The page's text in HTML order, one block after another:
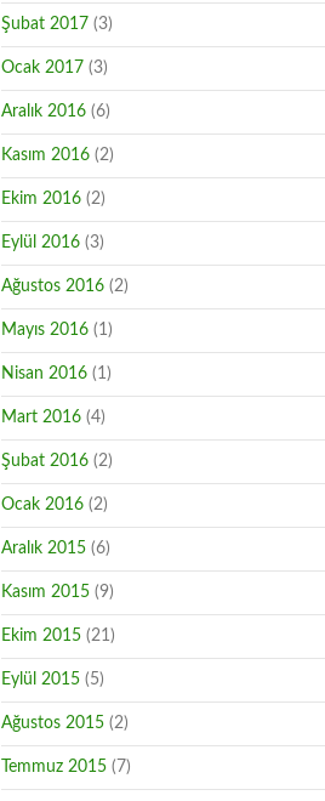
Şubat 2017 (3)
Ocak 2017 (3)
Aralık 2016 (6)
Kasım 2016 (2)
Ekim 2016 (2)
Eylül 2016 (3)
Ağustos 2016 (2)
Mayıs 2016 (1)
Nisan 2016 (1)
Mart 2016 (4)
Şubat 2016 (2)
Ocak 2016 (2)
Aralık 2015 (6)
Kasım 2015 (9)
Ekim 2015 (21)
Eylül 2015 (5)
Ağustos 2015 (2)
Temmuz 2015 (7)